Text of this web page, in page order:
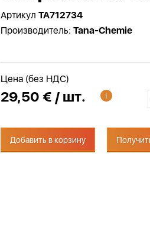
Артикул TA712734
Производитель: Tana-Chemie
Цена (без НДС)
29,50 € / шт.
Добавить в корзину